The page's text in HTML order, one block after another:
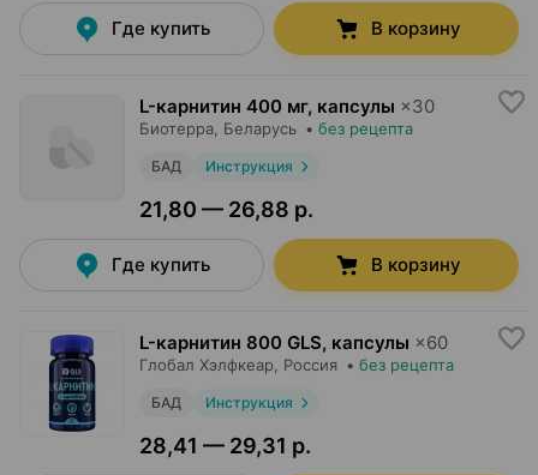
Где купить В корзину
L-карнитин 400 мг, капсулы ×30
Биотерра , Беларусь • без рецепта
БАД Инструкция
21,80 — 26,88 р.
Где купить В корзину
L-карнитин 800 GLS, капсулы ×60
Глобал Хэлфкеар , Россия • без рецепта
БАД Инструкция
28,41 — 29,31 р.